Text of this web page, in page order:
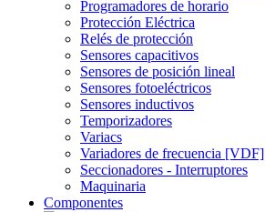
Programadores de horario
Protección Eléctrica
Relés de protección
Sensores capacitivos
Sensores de posición lineal
Sensores fotoeléctricos
Sensores inductivos
Temporizadores
Variacs
Variadores de frecuencia [VDF]
Seccionadores - Interruptores
Maquinaria
Componentes